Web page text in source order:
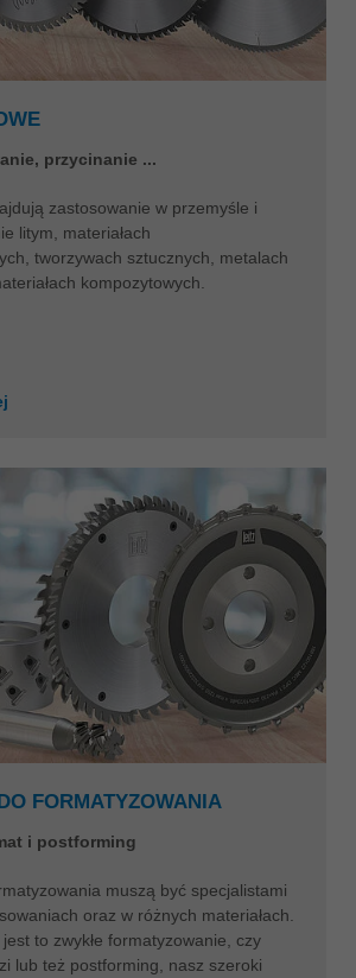
przycinanie ...
zastosowanie w przemyśle i
litym, materiałach
tworzywach sztucznych, metalach
kompozytowych.
FORMATYZOWANIA
i postforming
muszą być specjalistami
oraz w różnych materiałach.
to zwykłe formatyzowanie, czy
lub też postforming, nasz szeroki